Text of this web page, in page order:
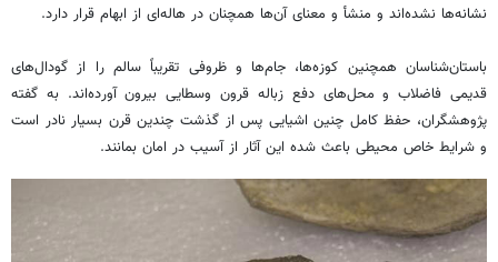
نشانه‌ها نشده‌اند و منشأ و معنای آن‌ها همچنان در هاله‌ای از ابهام قرار دارد.
باستان‌شناسان همچنین کوزه‌ها، جام‌ها و ظروفی تقریباً سالم را از گودال‌های
قدیمی فاضلاب و محل‌های دفع زباله قرون وسطایی بیرون آورده‌اند. به گفته
پژوهشگران، حفظ کامل چنین اشیایی پس از گذشت چندین قرن بسیار نادر است
و شرایط خاص محیطی باعث شده این آثار از آسیب در امان بمانند.